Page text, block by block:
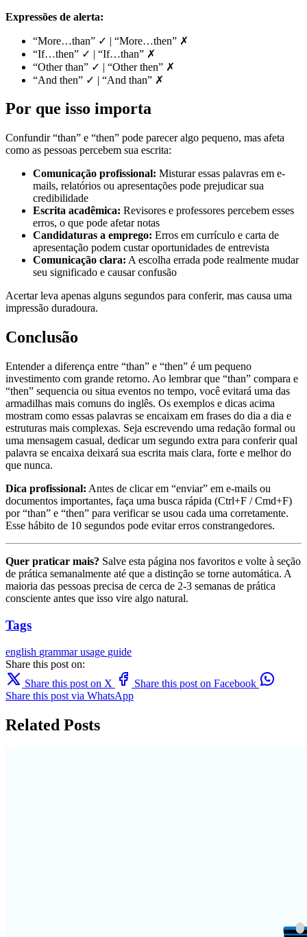
Expressões de alerta:
“More…than” ✓ | “More…then” ✗
“If…then” ✓ | “If…than” ✗
“Other than” ✓ | “Other then” ✗
“And then” ✓ | “And than” ✗
Por que isso importa
Confundir “than” e “then” pode parecer algo pequeno, mas afeta
como as pessoas percebem sua escrita:
Comunicação profissional: Misturar essas palavras em e-
mails, relatórios ou apresentações pode prejudicar sua
credibilidade
Escrita acadêmica: Revisores e professores percebem esses
erros, o que pode afetar notas
Candidaturas a emprego: Erros em currículo e carta de
apresentação podem custar oportunidades de entrevista
Comunicação clara: A escolha errada pode realmente mudar
seu significado e causar confusão
Acertar leva apenas alguns segundos para conferir, mas causa uma
impressão duradoura.
Conclusão
Entender a diferença entre “than” e “then” é um pequeno
investimento com grande retorno. Ao lembrar que “than” compara e
“then” sequencia ou situa eventos no tempo, você evitará uma das
armadilhas mais comuns do inglês. Os exemplos e dicas acima
mostram como essas palavras se encaixam em frases do dia a dia e
estruturas mais complexas. Seja escrevendo uma redação formal ou
uma mensagem casual, dedicar um segundo extra para conferir qual
palavra se encaixa deixará sua escrita mais clara, forte e melhor do
que nunca.
Dica profissional: Antes de clicar em “enviar” em e-mails ou
documentos importantes, faça uma busca rápida (Ctrl+F / Cmd+F)
por “than” e “then” para verificar se usou cada uma corretamente.
Esse hábito de 10 segundos pode evitar erros constrangedores.
Quer praticar mais? Salve esta página nos favoritos e volte à seção
de prática semanalmente até que a distinção se torne automática. A
maioria das pessoas precisa de cerca de 2-3 semanas de prática
consciente antes que isso vire algo natural.
Tags
english grammarusage guide
Share this post on:
Share this post on X
Share this post on Facebook
Share this post via WhatsApp
Related Posts